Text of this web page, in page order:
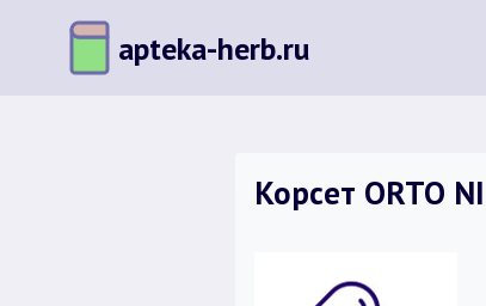
содержимому
apteka-herb.ru
Корсет ORTO